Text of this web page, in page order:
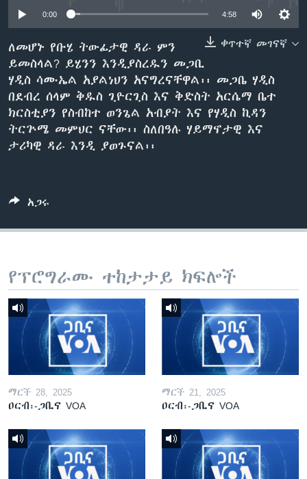
ቋንቋዎች
0:00 4:58
ቀጥተኛ መገናኛ
ለመሆኑ የቡሄ ትውፊታዊ ዳራ ምን
ይመስላል? ይሄንን እንዲያስረዱን መጋቢ
ሃዲስ ሳሙኤል አያልነህን አናግረናቸዋል፡፡ መጋቤ ሃዲስ
በደብረ ሰላም ቅዱስ ጊዮርጊስ እና ቅድስት አርሴማ ቤተ
ክርስቲያን የስብከተ ወንጌል አብያት እና የሃዲስ ኪዳን
ትርጕሜ መምህር ናቸው፡፡ ስለበዓሉ ሃይማኖታዊ እና
ታሪካዊ ዳራ እንዲ ያወጉናል፡፡
አጋሩ
የፕሮግራሙ ተከታታይ ክፍሎች
ማርች 28, 2025
ዐርብ፡-ጋቢና VOA
ማርች 21, 2025
ዐርብ፡-ጋቢና VOA